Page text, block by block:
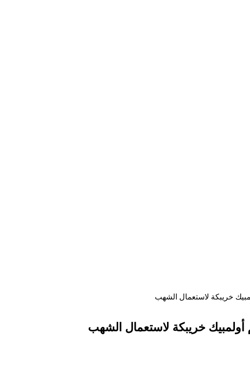
خريبكة لاستعمال الشهب
أولمبيك خريبكة لاستعمال الشهب